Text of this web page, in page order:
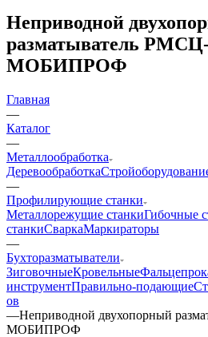
Неприводной
разматыватель
МОБИПРОФ
Главная
—
Каталог
—
Металлообработка
Деревообработка
—
Профилирующие станки
Металлорежущие станкиГибочные
станкиСваркаМаркираторы
—
Бухторазматыватели
ЗиговочныеКровельные
инструментПравильно-подающие
ов
—Неприводной двухопорный
МОБИПРОФ